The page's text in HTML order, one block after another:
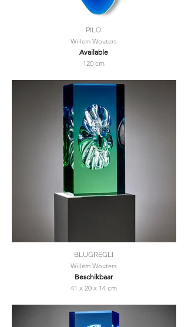
PILO
Willem Wouters
Available
120 cm
BLUGREGLI
Willem Wouters
Beschikbaar
41 x 20 x 14 cm